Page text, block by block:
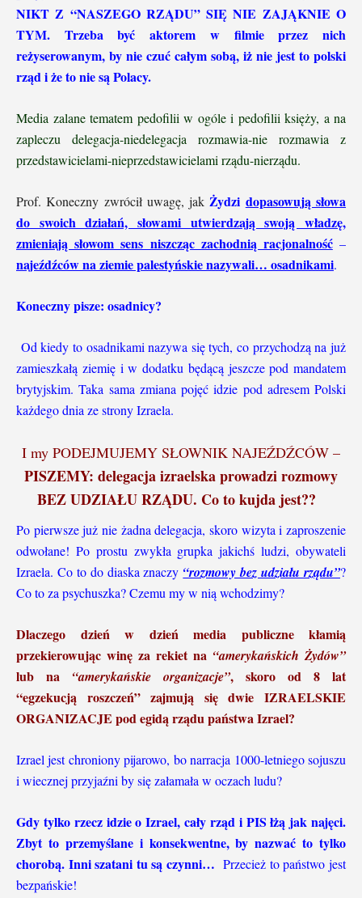
NIKT Z “NASZEGO RZĄDU” SIĘ NIE ZAJĄKNIE O
TYM. Trzeba być aktorem w filmie przez nich
reżyserowanym, by nie czuć całym sobą, iż nie jest to polski
rząd i że to nie są Polacy.
Media zalane tematem pedofilii w ogóle i pedofilii księży, a na
zapleczu delegacja-niedelegacja rozmawia-nie rozmawia z
przedstawicielami-nieprzedstawicielami rządu-nierządu.
Prof. Koneczny zwrócił uwagę, jak Żydzi dopasowują słowa
do swoich działań, słowami utwierdzają swoją władzę,
zmieniają słowom sens niszcząc zachodnią racjonalność –
najeźdźców na ziemie palestyńskie nazywali… osadnikami.
Koneczny pisze: osadnicy?
Od kiedy to osadnikami nazywa się tych, co przychodzą na już
zamieszkałą ziemię i w dodatku będącą jeszcze pod mandatem
brytyjskim. Taka sama zmiana pojęć idzie pod adresem Polski
każdego dnia ze strony Izraela.
I my PODEJMUJEMY SŁOWNIK NAJEŹDŹCÓW –
PISZEMY: delegacja izraelska prowadzi rozmowy
BEZ UDZIAŁU RZĄDU. Co to kujda jest??
Po pierwsze już nie żadna delegacja, skoro wizyta i zaproszenie
odwołane! Po prostu zwykła grupka jakichś ludzi, obywateli
Izraela. Co to do diaska znaczy “rozmowy bez udziału rządu”?
Co to za psychuszka? Czemu my w nią wchodzimy?
Dlaczego dzień w dzień media publiczne kłamią
przekierowując winę za rekiet na “amerykańskich Żydów”
lub na “amerykańskie organizacje”, skoro od 8 lat
“egzekucją roszczeń” zajmują się dwie IZRAELSKIE
ORGANIZACJE pod egidą rządu państwa Izrael?
Izrael jest chroniony pijarowo, bo narracja 1000-letniego sojuszu
i wiecznej przyjaźni by się załamała w oczach ludu?
Gdy tylko rzecz idzie o Izrael, cały rząd i PIS łżą jak najęci.
Zbyt to przemyślane i konsekwentne, by nazwać to tylko
chorobą. Inni szatani tu są czynni… Przecież to państwo jest
bezpańskie!